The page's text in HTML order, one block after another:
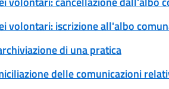
volontari: iscrizione all'albo
di una pratica
delle comunicazioni